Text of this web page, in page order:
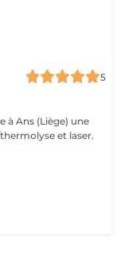
5
à Ans (Liège) une
et laser.